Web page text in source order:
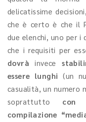
delicatissime
che è certo è che il
due elenchi, uno per i
che i requisiti per
dovràinvece
essere lunghi (un
casualità, un numero
soprattutto con
compilazione